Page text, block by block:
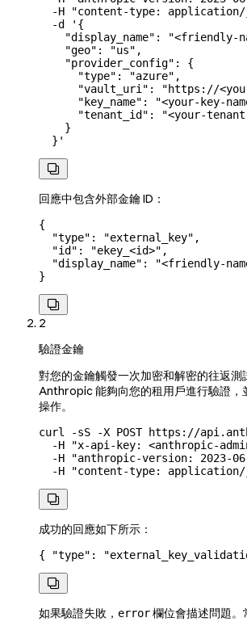
  -H
"content-type: application/
  -d
'{
"display_name": "<friendly-
    "geo": "us",
    "provider_config": {
      "type": "azure",
"vault_uri": "https://
"key_name": "<your-key-
"tenant_id": "<your-
    }
  }'

回應中包含外部金鑰 ID：
{
  "type"
: "external_key" ,
  "id"
: "ekey_<id>" ,
  "display_name"
:
"<friendly-
}

2
驗證金鑰
對您的金鑰觸發一次加密和解密的往返測
Anthropic 能夠向您的租用戶進行驗證，
操作。
curl -sS -X POST https://
  -H
"x-api-key: <anthropic-
  -H
"anthropic-version: 2023-
  -H
"content-type: application/

成功的回應如下所示：
{ "type" :

如果驗證失敗， error欄位會描述問題。